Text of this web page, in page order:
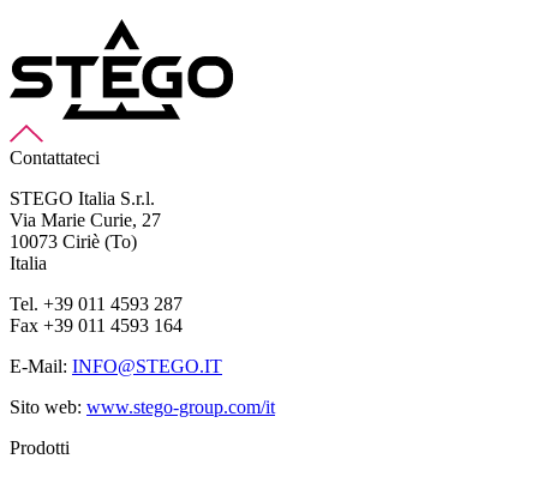
Contattateci
STEGO Italia S.r.l.
Via Marie Curie, 27
10073 Ciriè (To)
Italia
Tel. +39 011 4593 287
Fax +39 011 4593 164
E-Mail: INFO@STEGO.IT
Sito web: www.stego-group.com/it
Prodotti